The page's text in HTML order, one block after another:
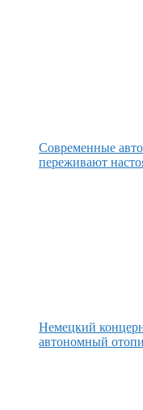
Современные
переживают
Немецкий
автономный